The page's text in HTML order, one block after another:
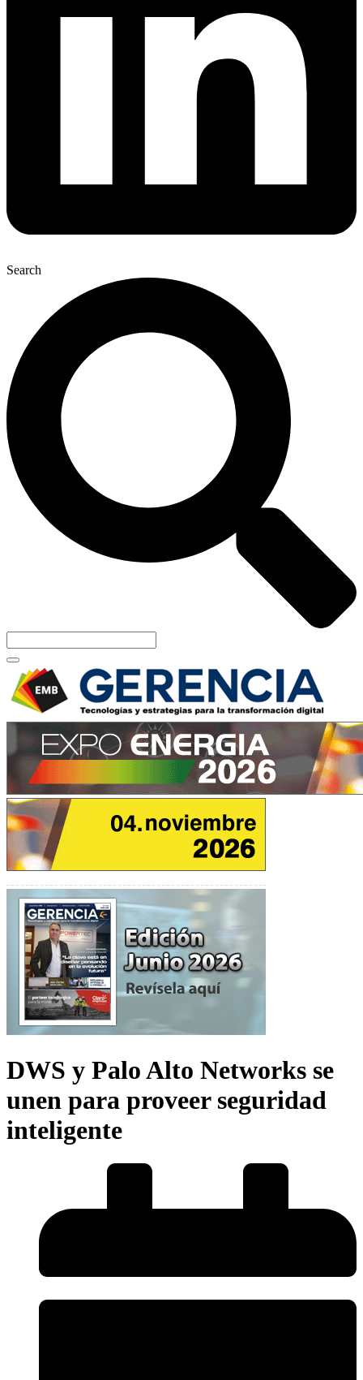
Search
DWS y Palo Alto Networks se
unen para proveer seguridad
inteligente